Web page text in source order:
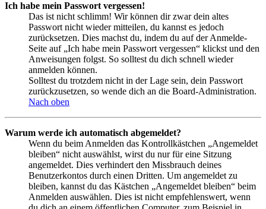
Ich habe mein Passwort vergessen!
Das ist nicht schlimm! Wir können dir zwar dein altes
Passwort nicht wieder mitteilen, du kannst es jedoch
zurücksetzen. Dies machst du, indem du auf der Anmelde-
Seite auf „Ich habe mein Passwort vergessen“ klickst und den
Anweisungen folgst. So solltest du dich schnell wieder
anmelden können.
Solltest du trotzdem nicht in der Lage sein, dein Passwort
zurückzusetzen, so wende dich an die Board-Administration.
Nach oben
Warum werde ich automatisch abgemeldet?
Wenn du beim Anmelden das Kontrollkästchen „Angemeldet
bleiben“ nicht auswählst, wirst du nur für eine Sitzung
angemeldet. Dies verhindert den Missbrauch deines
Benutzerkontos durch einen Dritten. Um angemeldet zu
bleiben, kannst du das Kästchen „Angemeldet bleiben“ beim
Anmelden auswählen. Dies ist nicht empfehlenswert, wenn